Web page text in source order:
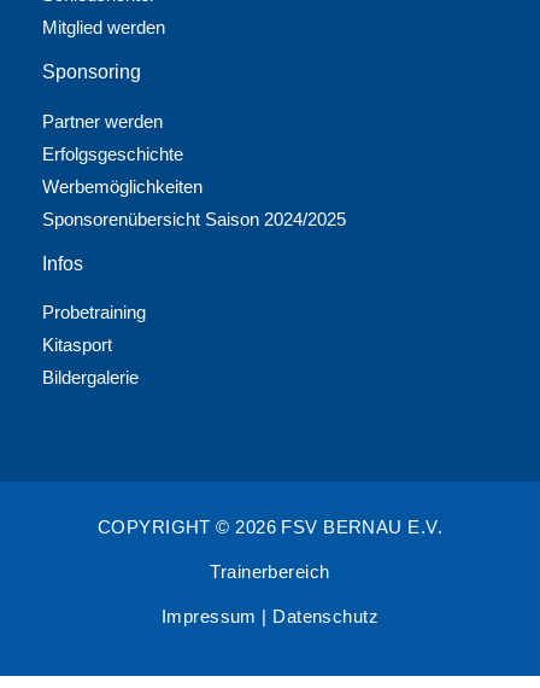
Mitglied werden
Sponsoring
Partner werden
Erfolgsgeschichte
Werbemöglichkeiten
Sponsorenübersicht Saison 2024/2025
Infos
Probetraining
Kitasport
Bildergalerie
COPYRIGHT © 2026 FSV BERNAU E.V.
Trainerbereich
Impressum Datenschutz